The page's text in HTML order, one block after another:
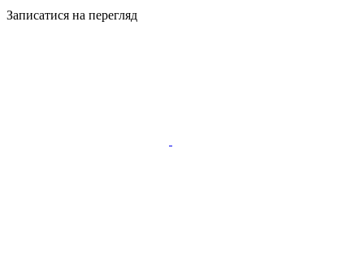
Записатися на перегляд